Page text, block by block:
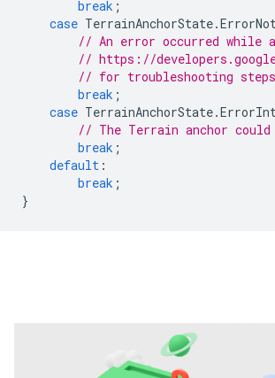
break ;
case TerrainAnchorState.
// An error occurred while
// https://
// for troubleshooting
break ;
case TerrainAnchorState.
// The Terrain anchor
break ;
default :
break ;
}